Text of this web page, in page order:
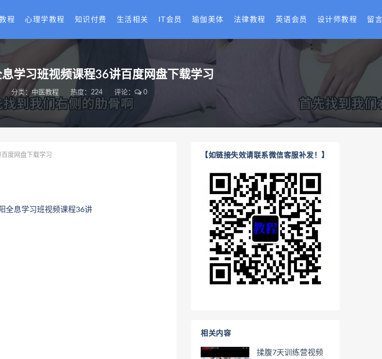
程 心理学教程 知识付费 生活相关 IT会员 瑜伽美体 法律教程 英语会员 设计师教程 留
学习班视频课程36讲百度网盘下载学习
分类：中医教程 热度：224 评论： 0
度网盘下载学习
全息学习班视频课程36讲
【如链接失效请联系微信客服补发！】
相关内容
揉腹7天训练营视频